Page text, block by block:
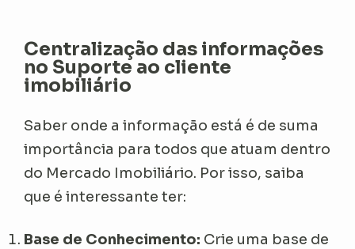
Centralização das informações
no Suporte ao cliente
imobiliário
Saber onde a informação está é de suma
importância para todos que atuam dentro
do Mercado Imobiliário. Por isso, saiba
que é interessante ter:
Base de Conhecimento: Crie uma base de